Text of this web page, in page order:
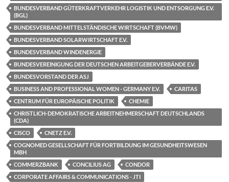
BUNDESVERBAND GÜTERKRAFTVERKEHR LOGISTIK UND ENTSORGUNG E.V.
(BGL)
BUNDESVERBAND MITTELSTÄNDISCHE WIRTSCHAFT (BVMW)
BUNDESVERBAND SOLARWIRTSCHAFT E.V.
BUNDESVERBAND WINDENERGIE
BUNDESVEREINIGUNG DER DEUTSCHEN ARBEITGEBERVERBÄNDE E.V.
BUNDESVORSTAND DER ASJ
BUSINESS AND PROFESSIONAL WOMEN - GERMANY E.V.
CARITAS
CENTRUM FÜR EUROPÄISCHE POLITIK
CHEMIE
CHRISTLICH-DEMOKRATISCHE ARBEITNEHMERSCHAFT DEUTSCHLANDS
(CDA)
CISCO
CNETZ E.V.
COGNOMED GESELLSCHAFT FÜR FORTBILDUNG IM GESUNDHEITSWESEN
MBH
COMMERZBANK
CONCILIUS AG
CONDOR
CORPORATE AFFAIRS & COMMUNICATIONS - JTI